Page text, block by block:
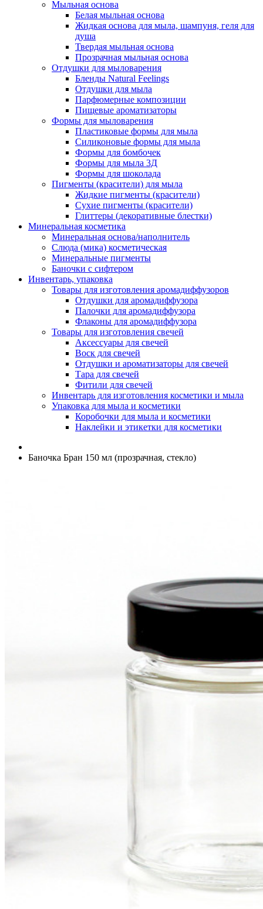
Мыльная основа
Белая мыльная основа
Жидкая основа для мыла, шампуня, геля для
душа
Твердая мыльная основа
Прозрачная мыльная основа
Отдушки для мыловарения
Бленды Natural Feelings
Отдушки для мыла
Парфюмерные композиции
Пищевые ароматизаторы
Формы для мыловарения
Пластиковые формы для мыла
Силиконовые формы для мыла
Формы для бомбочек
Формы для мыла 3Д
Формы для шоколада
Пигменты (красители) для мыла
Жидкие пигменты (красители)
Сухие пигменты (красители)
Глиттеры (декоративные блестки)
Минеральная косметика
Минеральная основа/наполнитель
Слюда (мика) косметическая
Минеральные пигменты
Баночки с сифтером
Инвентарь, упаковка
Товары для изготовления аромадиффузоров
Отдушки для аромадиффузора
Палочки для аромадиффузора
Флаконы для аромадиффузора
Товары для изготовления свечей
Аксессуары для свечей
Воск для свечей
Отдушки и ароматизаторы для свечей
Тара для свечей
Фитили для свечей
Инвентарь для изготовления косметики и мыла
Упаковка для мыла и косметики
Коробочки для мыла и косметики
Наклейки и этикетки для косметики
Баночка Бран 150 мл (прозрачная, стекло)